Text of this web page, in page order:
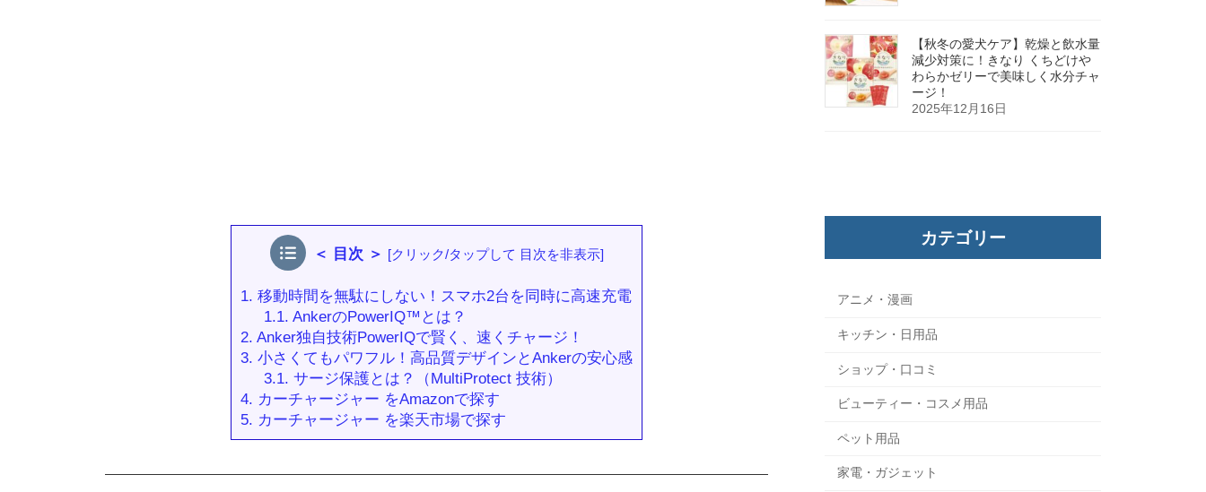
＜ 目次 ＞ [クリック/タップして 目次を非表示]
1. 移動時間を無駄にしない！スマホ2台を同時に高速充電
1.1. AnkerのPowerIQ™とは？
2. Anker独自技術PowerIQで賢く、速くチャージ！
3. 小さくてもパワフル！高品質デザインとAnkerの安心感
3.1. サージ保護とは？（MultiProtect 技術）
4. カーチャージャー をAmazonで探す
5. カーチャージャー を楽天市場で探す
【秋冬の愛犬ケア】乾燥と飲水量
減少対策に！きなり くちどけや
わらかゼリーで美味しく水分チャ
ージ！
2025年12月16日
カテゴリー
アニメ・漫画
キッチン・日用品
ショップ・口コミ
ビューティー・コスメ用品
ペット用品
家電・ガジェット